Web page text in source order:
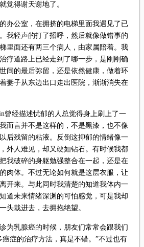
觉得谢天谢地了。
公室，在拥挤的电梯里面我遇见了已
我轻声的打了招呼，然后就像做错事的
里面还有两三个病人，由家属陪着。我
疗道路上已经走到了哪一步，是刚刚确
间的最后弥留，还是依然健康，做着环
妻子从东边出口走出医院，渐渐消失在
经描述忧郁的人总觉得身上刷上了一
而言并不是这样的，不是黑漆，也不像
后残留的粘液。反倒这抑郁的情绪像一
外人难见，却又硬如钻石。有时候我都
我破碎的身躯勉强整合在一起，还是在
肉体。不过无论如何就是这层衣服，让
开来。与此同时我清楚的知道我体内一
道未来情绪深渊的可怕感觉，可是我却
头栽进去，去拥抱绝望。
乳腺癌的时候，朋友们常常会跟我们
症的治疗方法，真是不错。”不过也有